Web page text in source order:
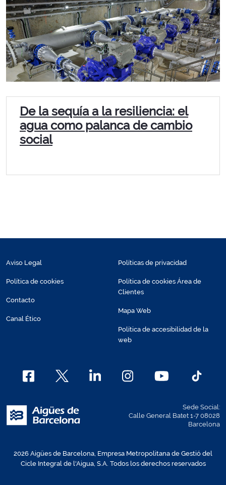
De la sequía a la resiliencia: el
agua como palanca de cambio
social
Aviso Legal
Política de cookies
Contacto
Canal Ético
Políticas de privacidad
Política de cookies Área de
Clientes
Mapa Web
Política de accesibilidad de la
web
Sede Social:
Calle General Batet 1-7 08028
Barcelona
2026 Aigües de Barcelona, Empresa Metropolitana de Gestió del
Cicle Integral de l'Aigua, S.A. Todos los derechos reservados